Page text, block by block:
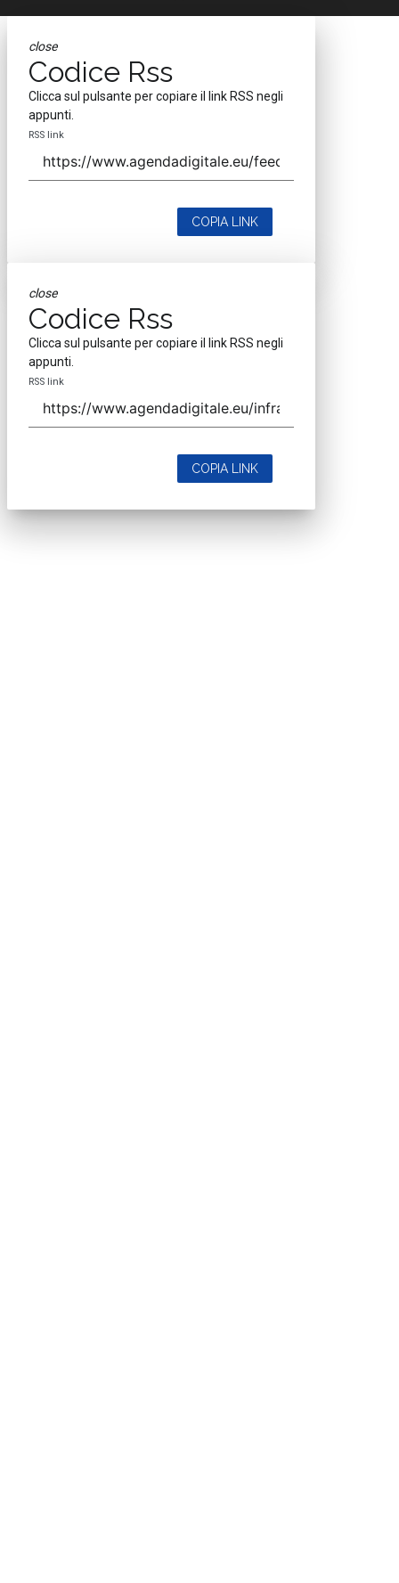
close
Codice Rss
Clicca sul pulsante per copiare il link RSS negli
appunti.
RSS link
COPIA LINK
close
Codice Rss
Clicca sul pulsante per copiare il link RSS negli
appunti.
RSS link
COPIA LINK